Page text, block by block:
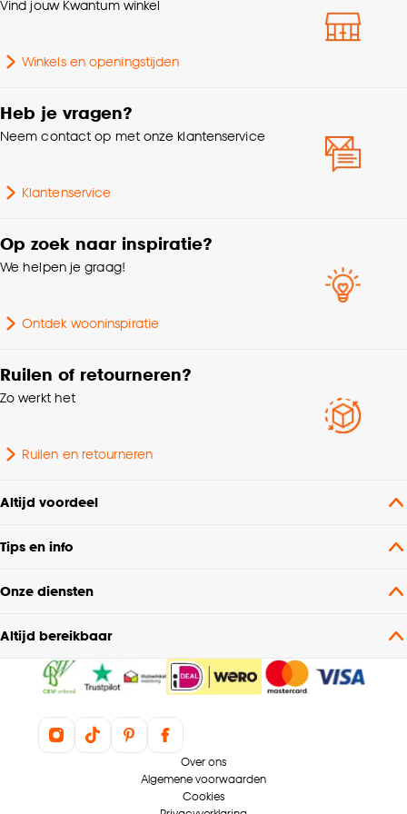
accepteren door op ‘Cookies aanpassen’ te
kan aanpassen, bekijk hiervoor onze
cookieverklaring
Gewicht gram per m2
Kleurtint
Vind jouw Kwantum winkel
Winkels en openingstijden
Heb je vragen?
Neem contact op met onze klantenservice
Klantenservice
Op zoek naar inspiratie?
We helpen je graag!
Ontdek wooninspiratie
Ruilen of retourneren?
Zo werkt het
Ruilen en retourneren
Altijd voordeel
Tips en info
Onze diensten
Altijd bereikbaar
Over ons
Algemene voorwaarden
Cookies